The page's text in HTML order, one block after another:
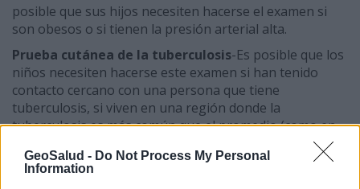
GeoSalud - Do Not Process My Personal
Information
posible que sus hijos necesiten hacerse el examen si
son obesos o si tienen la presión arterial alta.
Prueba cutánea de la tuberculosis-Es posible que los
niños necesiten hacerse este examen si han tenido
contacto cercano con una persona que tiene
tuberculosis, si viven en una región donde la
tuberculosis es más común que el promedio (como en
una reserva de indígenas estadounidenses, un refugio
para personas sin hogar o una institución), o han
inmigrado recientemente de Centroamérica,